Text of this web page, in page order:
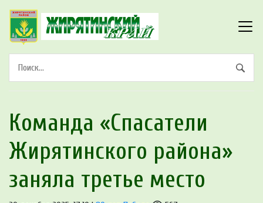
Команда «Спасатели
Жирятинского района»
заняла третье место